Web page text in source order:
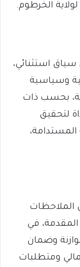
الخرطوم.
العام المالي 2026 في سياق استثنائي،
وسياسية
بحسب ذات
لتحقيق
المستدامة،
الملاحظات
المقدمة، في
وضمان
ومتطلبات